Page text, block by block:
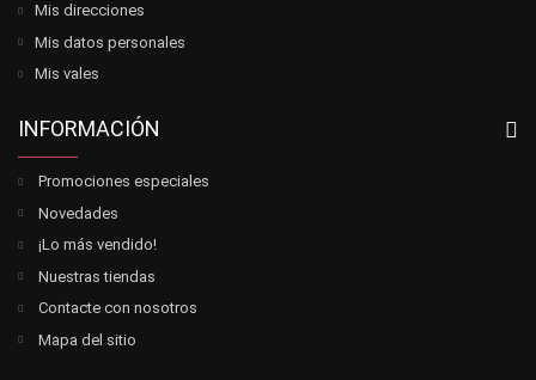
Mis direcciones
Mis datos personales
Mis vales
INFORMACIÓN
Promociones especiales
Novedades
¡Lo más vendido!
Nuestras tiendas
Contacte con nosotros
Mapa del sitio